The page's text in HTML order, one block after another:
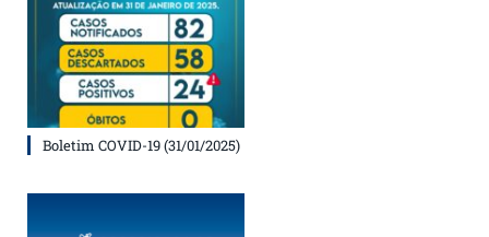
Boletim COVID-19 (31/01/2025)